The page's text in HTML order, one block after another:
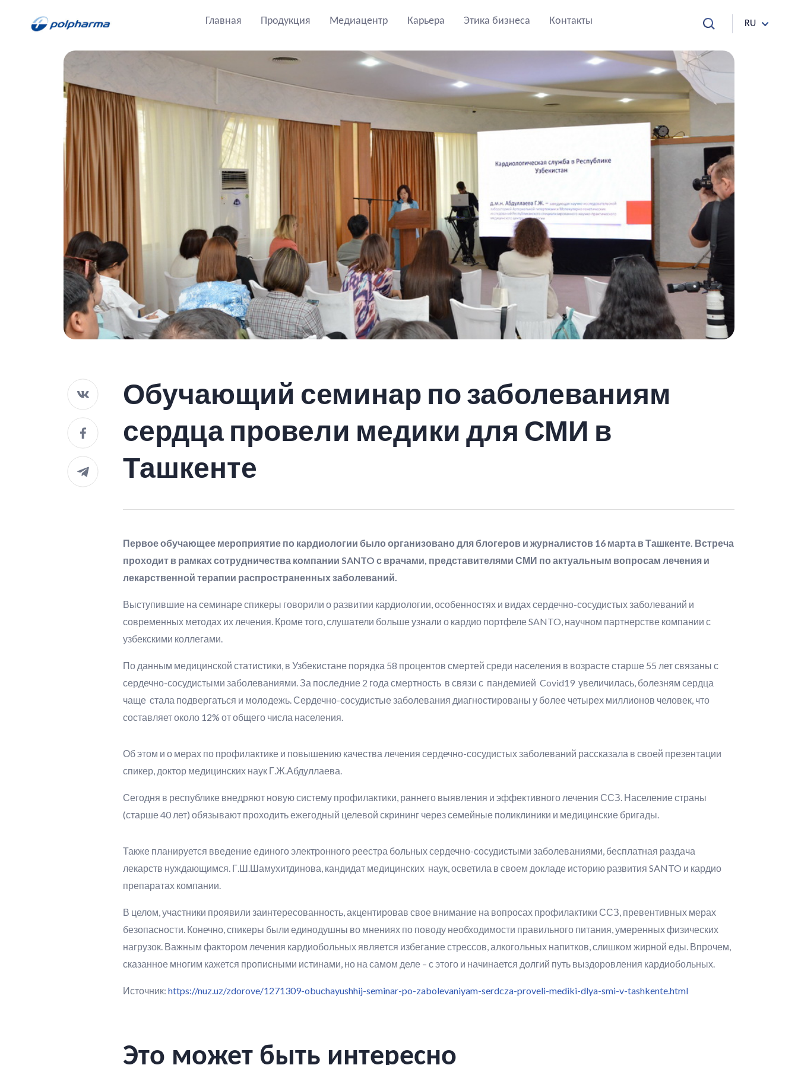
Главная Продукция Медиацентр Карьера Этика бизнеса Контакты RU
Обучающий семинар по заболеваниям
сердца провели медики для СМИ в
Ташкенте
Первое обучающее мероприятие по кардиологии было организовано для блогеров и журналистов 16 марта в Ташкенте. Встреча
проходит в рамках сотрудничества компании SANTO с врачами, представителями СМИ по актуальным вопросам лечения и
лекарственной терапии распространенных заболеваний.
Выступившие на семинаре спикеры говорили о развитии кардиологии, особенностях и видах сердечно-сосудистых заболеваний и
современных методах их лечения. Кроме того, слушатели больше узнали о кардио портфелеSANTO, научном партнерстве компании с
узбекскими коллегами.
По данным медицинской статистики, в Узбекистане порядка 58 процентов смертей среди населения в возрасте старше 55 лет связаны с
сердечно-сосудистыми заболеваниями. За последние 2 года смертность в связи с пандемией Covid19 увеличилась, болезням сердца
чаще стала подвергаться и молодежь. Сердечно-сосудистые заболевания диагностированы у более четырех миллионов человек, что
составляет около 12% от общего числа населения.
Об этом и о мерах по профилактике и повышению качества лечения сердечно-сосудистых заболеваний рассказала в своей презентации
спикер, доктор медицинских наук Г.Ж.Абдуллаева.
Сегодня в республике внедряют новую систему профилактики, раннего выявления и эффективного лечения ССЗ. Население страны
(старше 40 лет) обязывают проходить ежегодный целевой скрининг через семейные поликлиники и медицинские бригады.
Также планируется введение единого электронного реестра больных сердечно-сосудистыми заболеваниями, бесплатная раздача
лекарств нуждающимся. Г.Ш.Шамухитдинова, кандидат медицинских наук, осветила в своем докладе историю развития SANTO и кардио
препаратах компании.
В целом, участники проявили заинтересованность, акцентировав свое внимание на вопросах профилактики ССЗ, превентивных мерах
безопасности. Конечно, спикеры были единодушны во мнениях по поводу необходимости правильного питания, умеренных физических
нагрузок. Важным фактором лечения кардиобольных является избегание стрессов, алкогольных напитков, слишком жирной еды. Впрочем,
сказанное многим кажется прописными истинами, но на самом деле – с этого и начинается долгий путь выздоровления кардиобольных.
Источник: https://nuz.uz/zdorove/1271309-obuchayushhij-seminar-po-zabolevaniyam-serdcza-proveli-mediki-dlya-smi-v-tashkente.html
Это может быть интересно